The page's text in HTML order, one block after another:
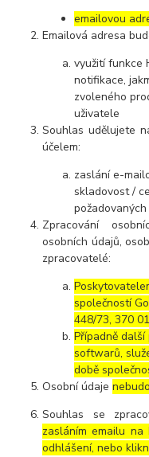
emailovou
Emailová adresa
využití funkce
notifikace,
zvoleného
uživatele
Souhlas udělujete
účelem:
zaslání e-
skladovost /
Zpracování
osobních údajů,
zpracovatelé:
společností
448/73, 370
Případně
softwarů,
době
Osobní údaje
Souhlas se
zasláním emailu
odhlášení, nebo